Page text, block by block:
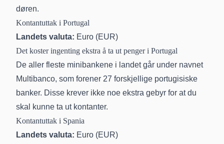
døren.
Kontantuttak i Portugal
Landets valuta: Euro (EUR)
Det koster ingenting ekstra å ta ut penger i Portugal
De aller fleste minibankene i landet går under navnet
Multibanco, som forener 27 forskjellige portugisiske
banker. Disse krever ikke noe ekstra gebyr for at du
skal kunne ta ut kontanter.
Kontantuttak i Spania
Landets valuta: Euro (EUR)